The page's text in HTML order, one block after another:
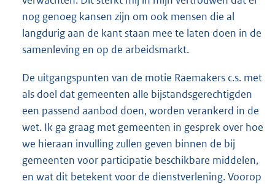
nog genoeg kansen zijn om ook mensen die al
langdurig aan de kant staan mee te laten doen in de
samenleving en op de arbeidsmarkt.
De uitgangspunten van de motie Raemakers c.s. met
als doel dat gemeenten alle bijstandsgerechtigden
een passend aanbod doen, worden verankerd in de
wet. Ik ga graag met gemeenten in gesprek over hoe
we hieraan invulling zullen geven binnen de bij
gemeenten voor participatie beschikbare middelen,
en wat dit betekent voor de dienstverlening. Voorop